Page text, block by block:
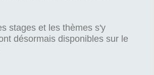
stages et les thèmes s'y
désormais disponibles sur le